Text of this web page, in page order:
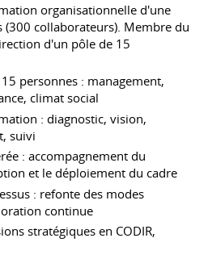
organisationnelle d'une
(300 collaborateurs). Membre du
d'un pôle de 15
personnes : management,
climat social
: diagnostic, vision,
suivi
: accompagnement du
et le déploiement du cadre
: refonte des modes
continue
stratégiques en CODIR,